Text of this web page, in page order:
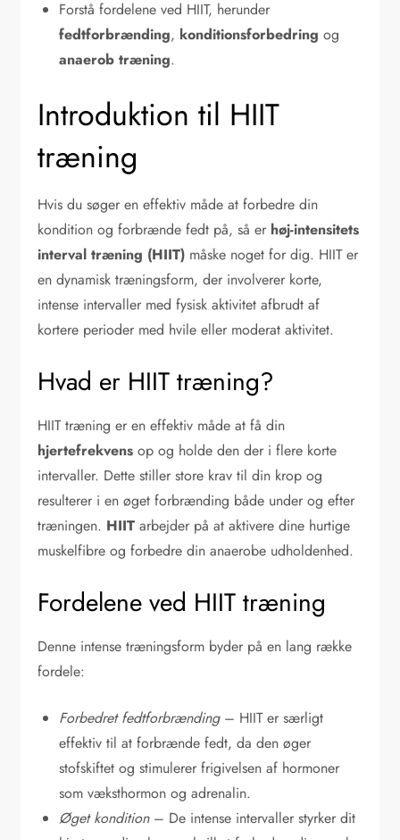
Forstå fordelene ved HIIT, herunder
fedtforbrænding, konditionsforbedring og
anaerob træning.
Introduktion til HIIT
træning
Hvis du søger en effektiv måde at forbedre din
kondition og forbrænde fedt på, så er høj-intensitets
interval træning (HIIT) måske noget for dig. HIIT er
en dynamisk træningsform, der involverer korte,
intense intervaller med fysisk aktivitet afbrudt af
kortere perioder med hvile eller moderat aktivitet.
Hvad er HIIT træning?
HIIT træning er en effektiv måde at få din
hjertefrekvens op og holde den der i flere korte
intervaller. Dette stiller store krav til din krop og
resulterer i en øget forbrænding både under og efter
træningen. HIIT arbejder på at aktivere dine hurtige
muskelfibre og forbedre din anaerobe udholdenhed.
Fordelene ved HIIT træning
Denne intense træningsform byder på en lang række
fordele:
Forbedret fedtforbrænding– HIIT er særligt
effektiv til at forbrænde fedt, da den øger
stofskiftet og stimulerer frigivelsen af hormoner
som væksthormon og adrenalin.
Øget kondition– De intense intervaller styrker dit